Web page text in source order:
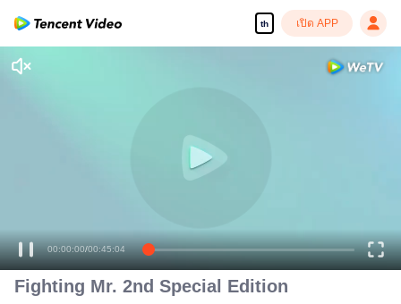
th เปิด APP
00:00:00/00:45:04
Fighting Mr. 2nd Special Edition